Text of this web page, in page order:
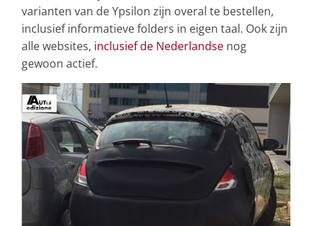
varianten van de Ypsilon zijn overal te bestellen,
inclusief informatieve folders in eigen taal. Ook zijn
alle websites, inclusief de Nederlandse nog
gewoon actief.